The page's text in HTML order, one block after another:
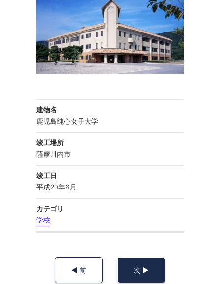
病院・クリニック
養護・福祉施設
公共施設
マンション・共同住宅
保育園
採用情報
お問い合わせ
建物名
鹿児島純心女子大学
竣工場所
薩摩川内市
竣工日
平成20年6月
カテゴリ
学校
◀︎ 前 次 ▶︎